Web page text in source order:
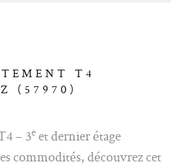
T4
(57970)
– 3e et dernier étage
commodités, découvrez cet